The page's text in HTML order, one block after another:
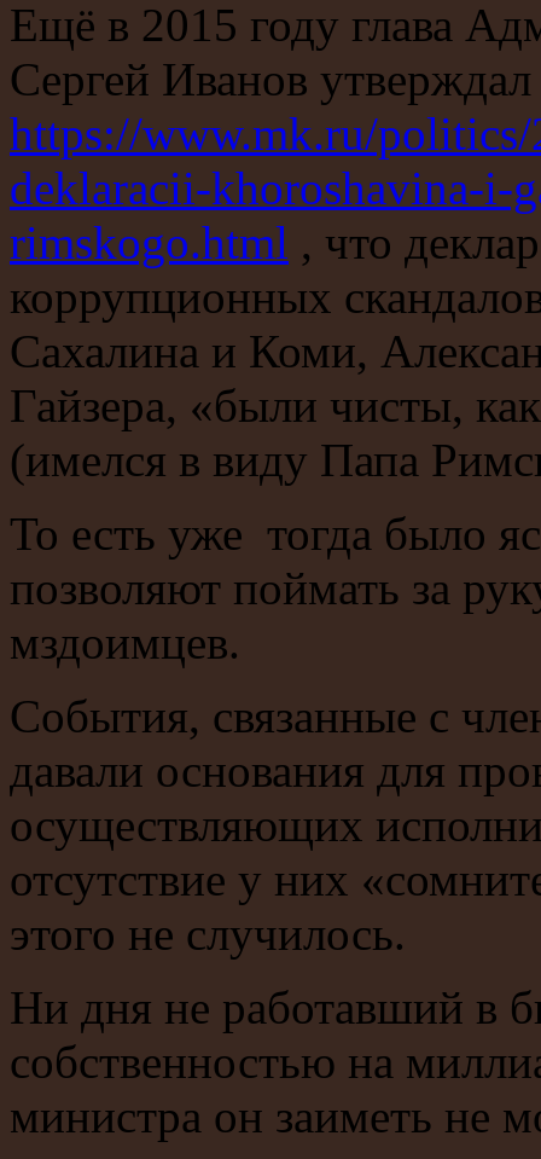
Ещё в 2015 году глава
Сергей Иванов
https://www.mk.ru/
deklaracii-khoroshavina-i-
rimskogo.html , что
коррупционных
Сахалина и Коми,
Гайзера, «были чисты,
(имелся в виду Папа
То есть уже тогда было
позволяют поймать за
мздоимцев.
События, связанные с
давали основания для
осуществляющих
отсутствие у них
этого не случилось.
Ни дня не работавший в
собственностью на
министра он заиметь не